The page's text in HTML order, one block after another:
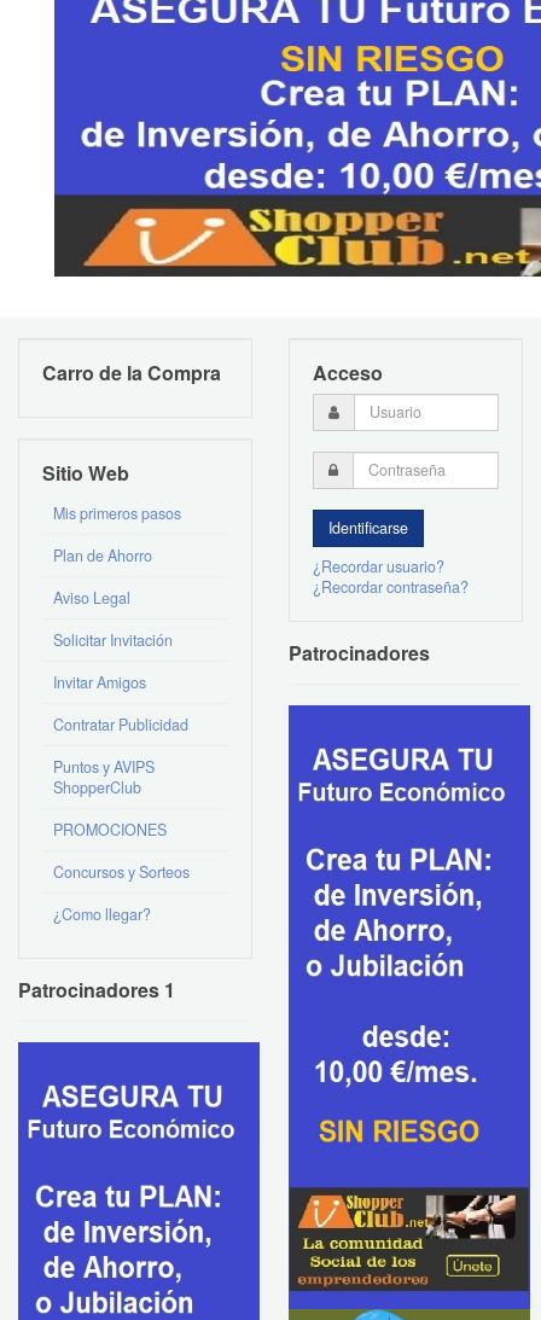
Carro de la Compra
Sitio Web
Mis primeros pasos
Plan de Ahorro
Aviso Legal
Solicitar Invitación
Invitar Amigos
Contratar Publicidad
Puntos y AVIPS
ShopperClub
PROMOCIONES
Concursos y Sorteos
¿Como llegar?
Patrocinadores 1
Acceso
¿Recordar usuario?
¿Recordar contraseña?
Patrocinadores